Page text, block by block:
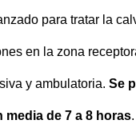
para tratar la
en la zona
y ambulatoria. Se
de 7 a 8 horas.